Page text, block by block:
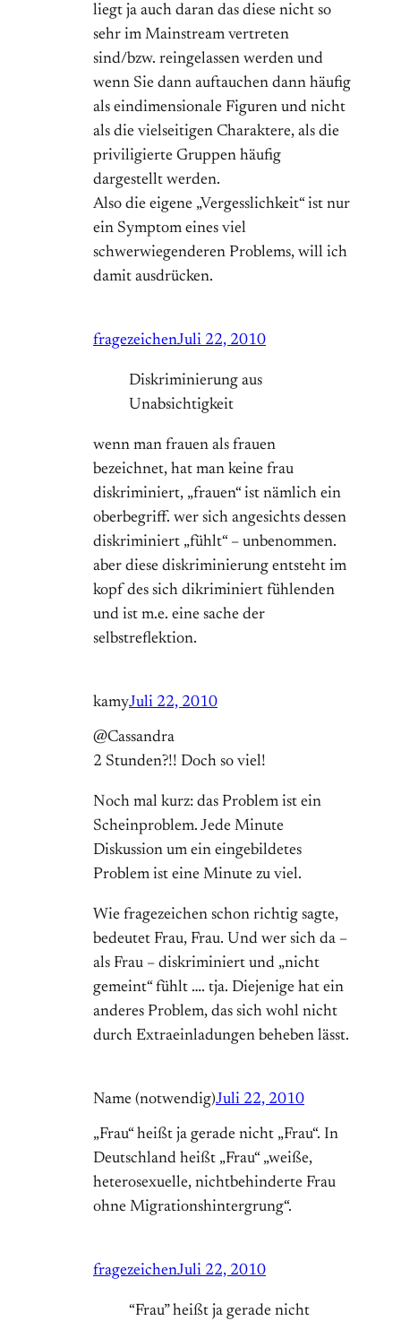
liegt ja auch daran das diese nicht so
sehr im Mainstream vertreten
sind/bzw. reingelassen werden und
wenn Sie dann auftauchen dann häufig
als eindimensionale Figuren und nicht
als die vielseitigen Charaktere, als die
priviligierte Gruppen häufig
dargestellt werden.
Also die eigene „Vergesslichkeit“ ist nur
ein Symptom eines viel
schwerwiegenderen Problems, will ich
damit ausdrücken.
fragezeichenJuli 22, 2010
Diskriminierung aus
Unabsichtigkeit
wenn man frauen als frauen
bezeichnet, hat man keine frau
diskriminiert, „frauen“ ist nämlich ein
oberbegriff. wer sich angesichts dessen
diskriminiert „fühlt“ – unbenommen.
aber diese diskriminierung entsteht im
kopf des sich dikriminiert fühlenden
und ist m.e. eine sache der
selbstreflektion.
kamyJuli 22, 2010
@Cassandra
2 Stunden?!! Doch so viel!
Noch mal kurz: das Problem ist ein
Scheinproblem. Jede Minute
Diskussion um ein eingebildetes
Problem ist eine Minute zu viel.
Wie fragezeichen schon richtig sagte,
bedeutet Frau, Frau. Und wer sich da –
als Frau – diskriminiert und „nicht
gemeint“ fühlt …. tja. Diejenige hat ein
anderes Problem, das sich wohl nicht
durch Extraeinladungen beheben lässt.
Name (notwendig)Juli 22, 2010
„Frau“ heißt ja gerade nicht „Frau“. In
Deutschland heißt „Frau“ „weiße,
heterosexuelle, nichtbehinderte Frau
ohne Migrationshintergrung“.
fragezeichenJuli 22, 2010
“Frau” heißt ja gerade nicht